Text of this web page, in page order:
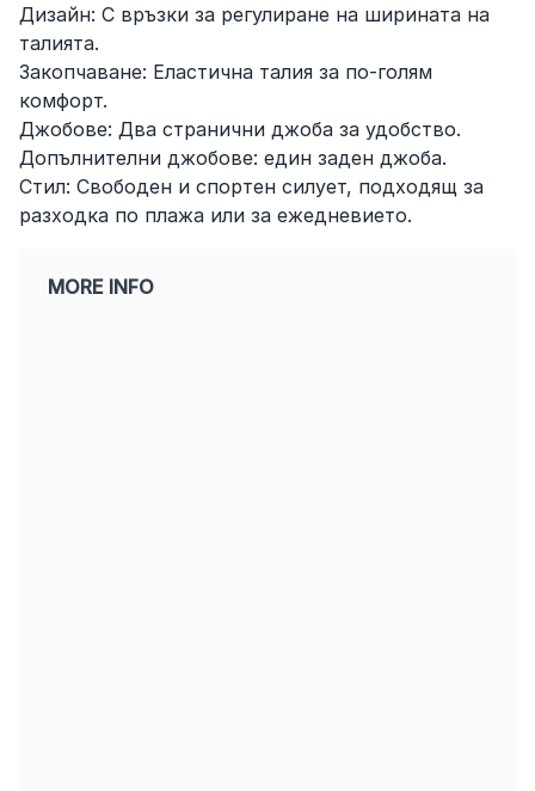
Дизайн: С връзки за регулиране на ширината на
талията.
Закопчаване: Еластична талия за по-голям
комфорт.
Джобове: Два странични джоба за удобство.
Допълнителни джобове: един заден джоба.
Стил: Свободен и спортен силует, подходящ за
разходка по плажа или за ежедневието.
MORE INFO